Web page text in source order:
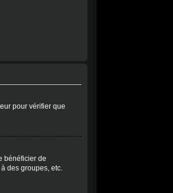
pour vérifier que
bénéficier de
des groupes, etc.